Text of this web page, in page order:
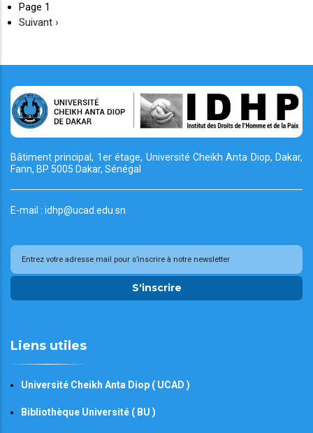
Page 1
Page
Suivant ›
Bâtiment principal, 1er étage, Université CheikhAnta Diop, Dakar,
Fann, BP 5005 Dakar, Sénégal
E-mail : idhp@ucad.edu.sn
S'inscrire
Liens utiles
Université Cheikh Anta Diop ( UCAD )
Bibliothèque Université ( BU )